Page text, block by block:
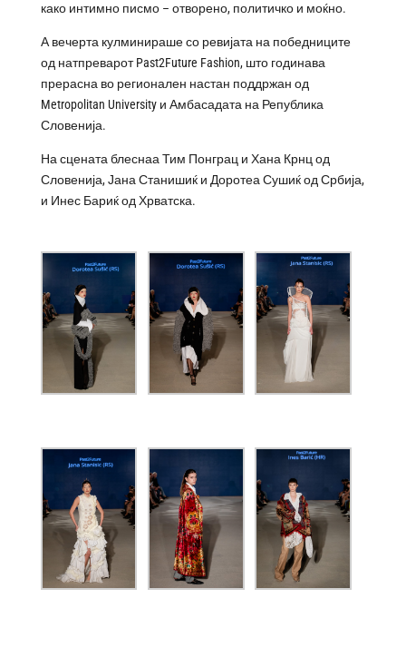
како интимно писмо – отворено, политичко и моќно.
А вечерта кулминираше со ревијата на победниците
од натпреварот Past2Future Fashion, што годинава
прерасна во регионален настан поддржан од
Metropolitan University и Амбасадата на Република
Словенија.
На сцената блеснаа Тим Понграц и Хана Крнц од
Словенија, Јана Станишиќ и Доротеа Сушиќ од Србија,
и Инес Бариќ од Хрватска.